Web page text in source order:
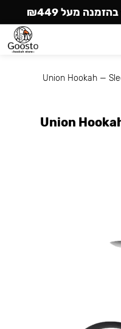
Union Hookah —
Union
מעל ₪449